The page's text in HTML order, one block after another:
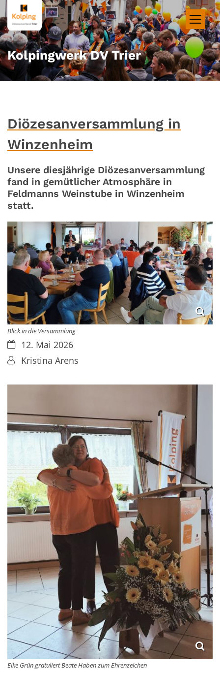
Zum Inhalt springen
Kolpingwerk DV Trier
Diözesanversammlung in
Winzenheim
Unsere diesjährige Diözesanversammlung
fand in gemütlicher Atmosphäre in
Feldmanns Weinstube in Winzenheim
statt.
Blick in die Versammlung
Datum:12. Mai 2026
Von:Kristina Arens
Elke Grün gratuliert Beate Haben zum Ehrenzeichen